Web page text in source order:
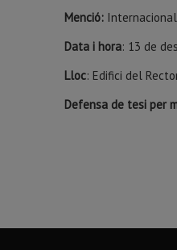
Menció: Internacional
Data i hora: 13 de
Lloc: Edifici del
Defensa de tesi per